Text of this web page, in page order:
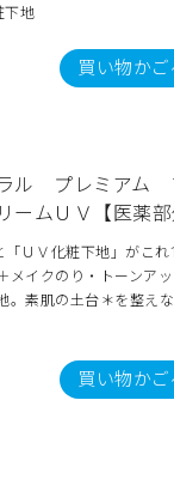
下地
買い物かご
ル プレミアム
ムＵＶ【医薬部
「ＵＶ化粧下地」がこ
メイクのり・トーンア
。素肌の土台＊を整え
買い物かご